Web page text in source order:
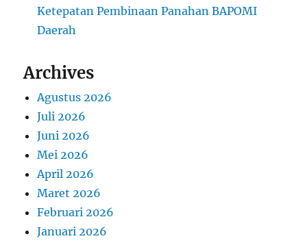
Ketepatan Pembinaan Panahan BAPOMI
Daerah
Archives
Agustus 2026
Juli 2026
Juni 2026
Mei 2026
April 2026
Maret 2026
Februari 2026
Januari 2026